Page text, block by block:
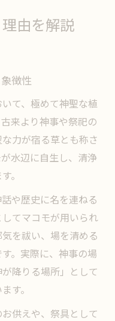
由を解説
徴性
て、極めて神聖な植
来より神事や祭祀の
力が宿る草とも称さ
水辺に自生し、清浄
。
や歴史に名を連ねる
てマコモが用いられ
を祓い、場を清める
。実際に、神事の場
降りる場所」として
す。
供えや、祭具として